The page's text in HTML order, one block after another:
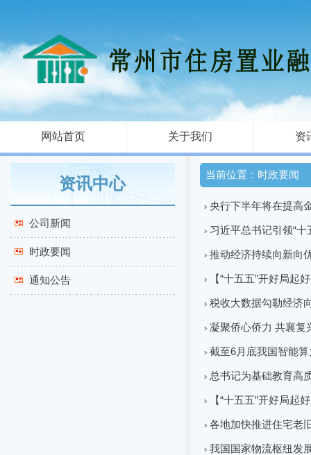
网站首页 关于我们 资
资讯中心
公司新闻
时政要闻
通知公告
当前位置：时政要闻
央行下半年将在提高
习近平总书记引领“
推动经济持续向新向
【“十五五”开好局
税收大数据勾勒经济
凝聚侨心侨力 共襄
截至6月底我国智能
总书记为基础教育高
【“十五五”开好局
各地加快推进住宅老
我国国家物流枢纽发